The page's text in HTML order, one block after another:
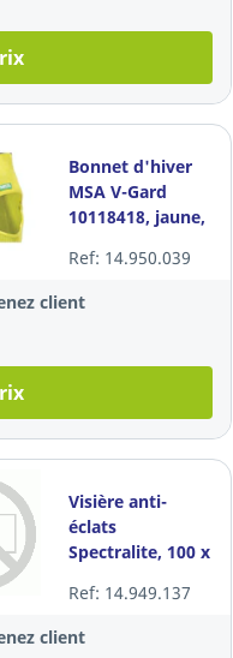
Bonnet d'hiver
MSA V-Gard
10118418, jaune,
pièces
Ref: 14.950.039
client
Visière anti-
éclats
Spectralite, 100 x
l'unité
Ref: 14.949.137
client